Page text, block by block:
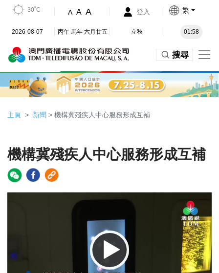
30˚C A A A 登入 繁
2026-08-07 丙午 馬年 六月廿五 立秋 01:58
搜尋
主頁 新聞 > 機構冀殘疾人中心服務形成互補
機構冀殘疾人中心服務形成互補